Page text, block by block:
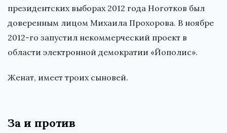
президентских выборах 2012 года Ноготков был
доверенным лицом Михаила Прохорова. В ноябре
2012-го запустил некоммерческий проект в
области электронной демократии «Йополис».
Женат, имеет троих сыновей.
За и против